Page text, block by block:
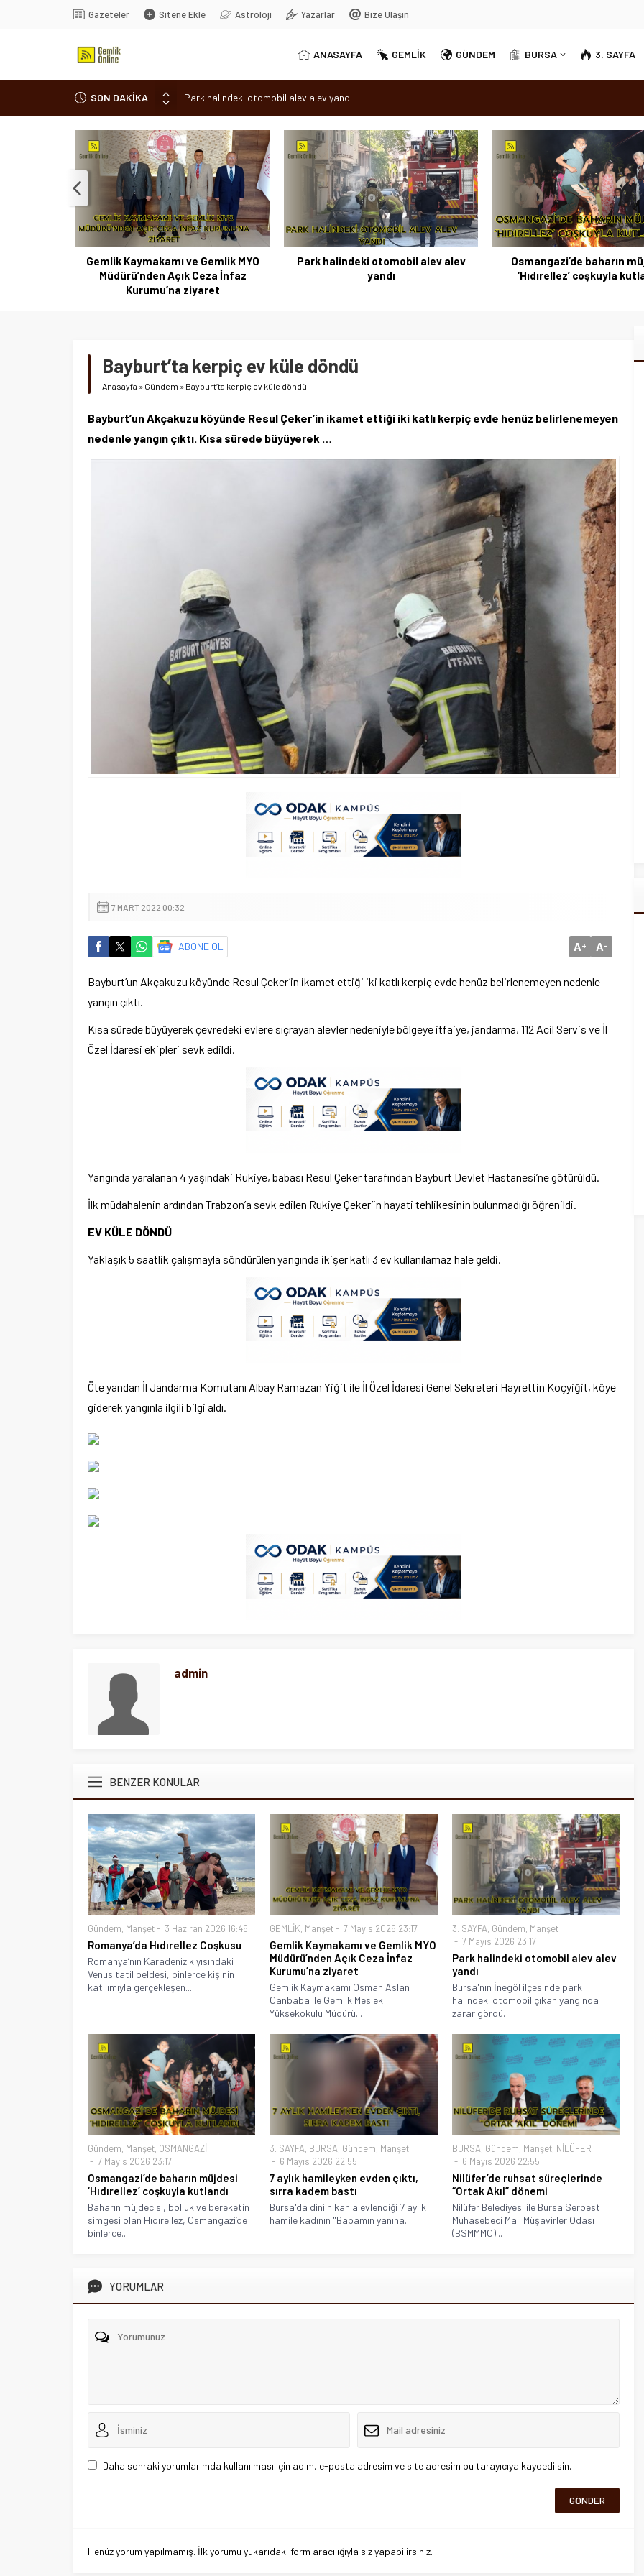
Gazeteler Sitene Ekle Astroloji Yazarlar Bize Ulaşın
ANASAYFA GEMLİK GÜNDEM BURSA 3. SAYFA
SON DAKİKA
Park halindeki otomobil alev alev yandı
Osmangazi’de baharın müjdesi ‘Hıdırellez’ coşkuyla kutlandı
7 aylık hamileyken evden çıktı, sırra kadem bastı
Nilüfer’de ruhsat süreçlerinde “Ortak Akıl” dönemi
Romanya’da Hıdırellez Coşkusu
Gemlik Kaymakamı ve Gemlik MYO
Müdürü’nden Açık Ceza İnfaz
Kurumu’na ziyaret
Park halindeki otomobil alev alev
yandı
Osmangazi’de baharın
‘Hıdırellez’ coşkuyla
Bayburt’ta kerpiç ev küle döndü
Anasayfa » Gündem » Bayburt’ta kerpiç ev küle döndü
Bayburt’un Akçakuzu köyünde Resul Çeker’in ikamet ettiği iki katlı kerpiç evde henüz belirlenemeyen
nedenle yangın çıktı. Kısa sürede büyüyerek …
7 MART 2022 00:32
ABONE OL A+ A-
Bayburt’un Akçakuzu köyünde Resul Çeker’in ikamet ettiği iki katlı kerpiç evde henüz belirlenemeyen nedenle
yangın çıktı.
Kısa sürede büyüyerek çevredeki evlere sıçrayan alevler nedeniyle bölgeye itfaiye, jandarma, 112 Acil Servis ve İl
Özel İdaresi ekipleri sevk edildi.
Yangında yaralanan 4 yaşındaki Rukiye, babası Resul Çeker tarafından Bayburt Devlet Hastanesi’ne götürüldü.
İlk müdahalenin ardından Trabzon’a sevk edilen Rukiye Çeker’in hayati tehlikesinin bulunmadığı öğrenildi.
EV KÜLE DÖNDÜ
Yaklaşık 5 saatlik çalışmayla söndürülen yangında ikişer katlı 3 ev kullanılamaz hale geldi.
Öte yandan İl Jandarma Komutanı Albay Ramazan Yiğit ile İl Özel İdaresi Genel Sekreteri Hayrettin Koçyiğit, köye
giderek yangınla ilgili bilgi aldı.
admin
BENZER KONULAR
Gündem, Manşet 3 Haziran 2026 16:46
Romanya’da Hıdırellez Coşkusu
Romanya’nın Karadeniz kıyısındaki
Venus tatil beldesi, binlerce kişinin
katılımıyla gerçekleşen...
GEMLİK, Manşet 7 Mayıs 2026 23:17
Gemlik Kaymakamı ve Gemlik MYO
Müdürü’nden Açık Ceza İnfaz
Kurumu’na ziyaret
Gemlik Kaymakamı Osman Aslan
Canbaba ile Gemlik Meslek
Yüksekokulu Müdürü...
3. SAYFA, Gündem, Manşet
7 Mayıs 2026 23:17
Park halindeki otomobil alev alev
yandı
Bursa'nın İnegöl ilçesinde park
halindeki otomobil çıkan yangında
zarar gördü.
Gündem, Manşet, OSMANGAZİ
7 Mayıs 2026 23:17
Osmangazi’de baharın müjdesi
‘Hıdırellez’ coşkuyla kutlandı
Baharın müjdecisi, bolluk ve bereketin
simgesi olan Hıdırellez, Osmangazi’de
binlerce...
3. SAYFA, BURSA, Gündem, Manşet
6 Mayıs 2026 22:55
7 aylık hamileyken evden çıktı,
sırra kadem bastı
Bursa'da dini nikahla evlendiği 7 aylık
hamile kadının "Babamın yanına...
BURSA, Gündem, Manşet, NİLÜFER
6 Mayıs 2026 22:55
Nilüfer’de ruhsat süreçlerinde
“Ortak Akıl” dönemi
Nilüfer Belediyesi ile Bursa Serbest
Muhasebeci Mali Müşavirler Odası
(BSMMMO)...
YORUMLAR
Daha sonraki yorumlarımda kullanılması için adım, e-posta adresim ve site adresim bu tarayıcıya kaydedilsin.
Henüz yorum yapılmamış. İlk yorumu yukarıdaki form aracılığıyla siz yapabilirsiniz.